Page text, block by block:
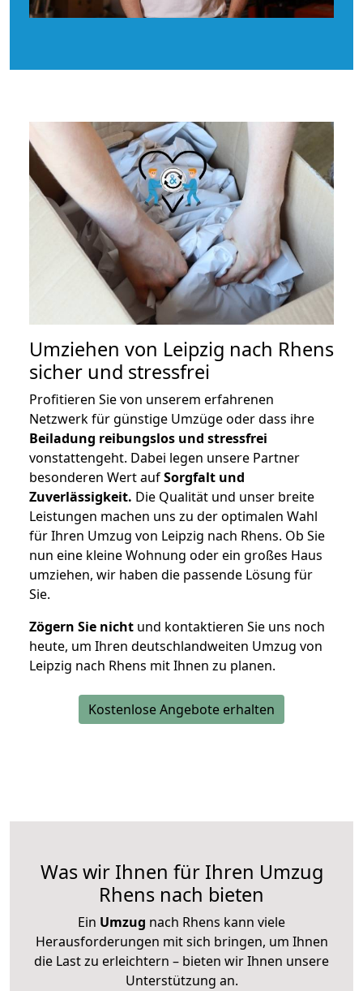
Umziehen von Leipzig nach Rhens
sicher und stressfrei
Profitieren Sie von unserem erfahrenen
Netzwerk für günstige Umzüge oder dass ihre
Beiladung reibungslos und stressfrei
vonstattengeht. Dabei legen unsere Partner
besonderen Wert aufSorgfalt und
Zuverlässigkeit. Die Qualität und unser breite
Leistungen machen uns zu der optimalen Wahl
für Ihren Umzug von Leipzig nach Rhens. Ob Sie
nun eine kleine Wohnung oder ein großes Haus
umziehen, wir haben die passende Lösung für
Sie.
Zögern Sie nicht und kontaktieren Sie uns noch
heute, um Ihren deutschlandweiten Umzug von
Leipzig nach Rhens mit Ihnen zu planen.
Kostenlose Angebote erhalten
Was wir Ihnen für Ihren Umzug
Rhens nach bieten
Ein Umzug nach Rhens kann viele
Herausforderungen mit sich bringen, um Ihnen
die Last zu erleichtern – bieten wir Ihnen unsere
Unterstützung an.